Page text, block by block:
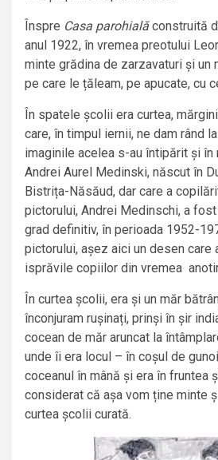
Înspre Casa parohialăconstruită
anul 1922, în vremea preotului
minte grădina de zarzavaturi și un
pe care le țăleam, pe apucate, cu
În spatele școlii era curtea,
care, în timpul iernii, ne dam rând
imaginile acelea s-au întipărit și în
Andrei Aurel Medinski, născut în
Bistrița-Năsăud, dar care a
pictorului, Andrei Medinschi, a
grad definitiv, în perioada 1952-
pictorului, așez aici un desen care
isprăvile copiilor din vremea
În curtea școlii, era și un măr
înconjuram rușinați, prinși în șir
cocean de măr aruncat la
unde îi era locul – în coșul de
coceanul în mână și era în fruntea
considerat că așa vom ține minte
curtea școlii curată.